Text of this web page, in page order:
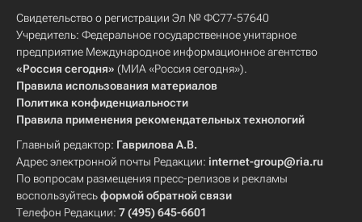
Свидетельство о регистрации Эл № ФС77-57640
Учредитель: Федеральное государственное унитарное
предприятие Международное информационное агентство
«Россия сегодня» (МИА «Россия сегодня»).
Правила использования материалов
Политика конфиденциальности
Правила применения рекомендательных технологий
Главный редактор: Гаврилова А.В.
Адрес электронной почты Редакции: internet-group@ria.ru
По вопросам размещения пресс-релизов и рекламы
воспользуйтесьформой обратной связи
Телефон Редакции: 7 (495) 645-6601